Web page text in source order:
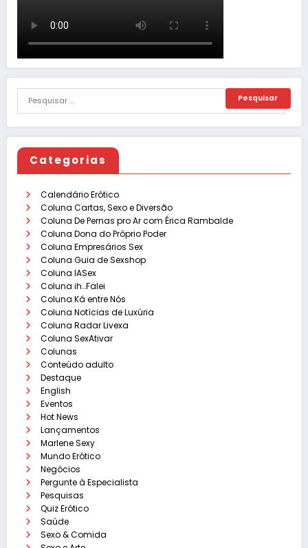
Categorias
Calendário Erótico
Coluna Cartas, Sexo e Diversão
Coluna De Pernas pro Ar com Érica Rambalde
Coluna Dona do Próprio Poder
Coluna Empresários Sex
Coluna Guia de Sexshop
Coluna IASex
Coluna ih…Falei
Coluna Ká entre Nós
Coluna Notícias de Luxúria
Coluna Radar Livexa
Coluna SexAtivar
Colunas
Conteúdo adulto
Destaque
English
Eventos
Hot News
Lançamentos
Marlene Sexy
Mundo Erótico
Negócios
Pergunte à Especialista
Pesquisas
Quiz Erótico
Saúde
Sexo & Comida